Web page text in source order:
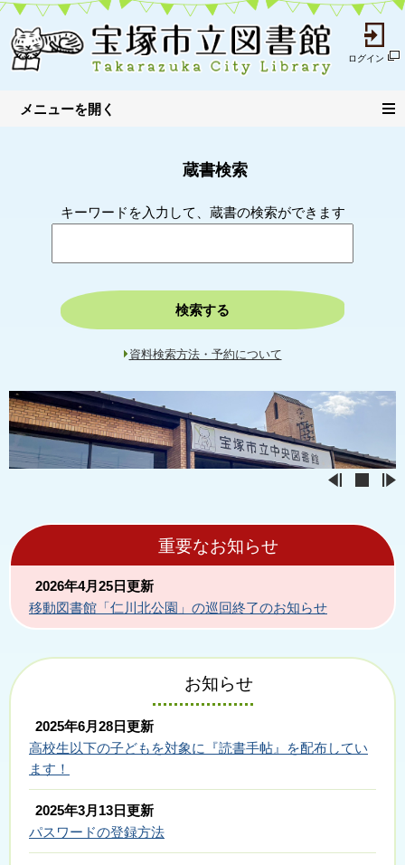
ログイン
蔵書検索
キーワードを入力して、蔵書の検索ができます
検索する
資料検索方法・予約について
重要なお知らせ
2026年4月25日更新
移動図書館「仁川北公園」の巡回終了のお知らせ
お知らせ
2025年6月28日更新
高校生以下の子どもを対象に『読書手帖』を配布してい
ます！
2025年3月13日更新
パスワードの登録方法